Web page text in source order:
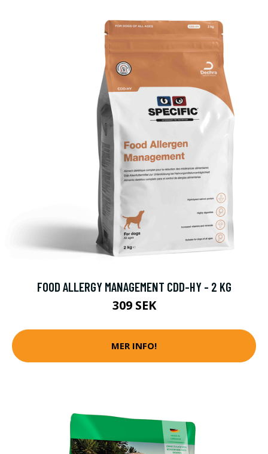
FOOD ALLERGY MANAGEMENT CDD-HY - 2 KG
309 SEK
MER INFO!